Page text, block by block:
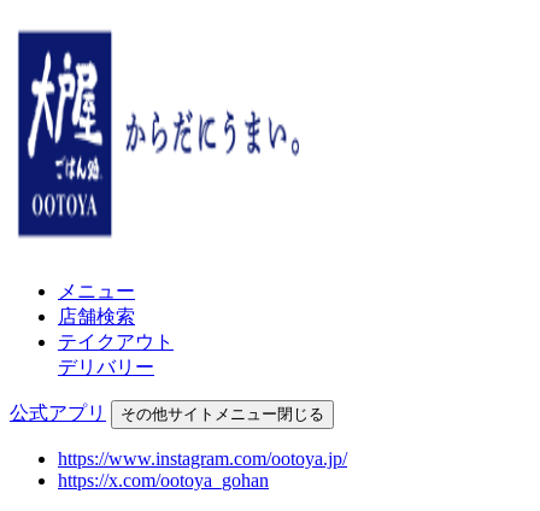
メニュー
店舗検索
テイクアウト
デリバリー
公式アプリ その他サイトメニュー閉じる
https://www.instagram.com/ootoya.jp/
https://x.com/ootoya_gohan